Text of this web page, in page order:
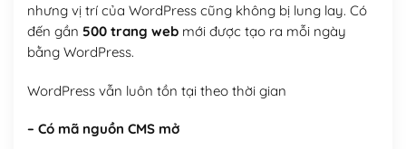
nhưng vị trí của WordPress cũng không bị lung lay. Có
đến gần 500 trang webmới được tạo ra mỗi ngày
bằng WordPress.
WordPress vẫn luôn tồn tại theo thời gian
– Có mã nguồn CMS mở